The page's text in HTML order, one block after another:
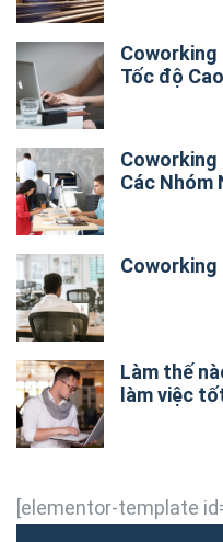
Tốc độ
Coworking
Các Nhóm
Coworking
Làm thế
làm việc
[elementor-template